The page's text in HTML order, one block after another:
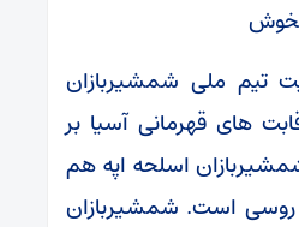
تیم ملی شمشیربازان
های قهرمانی آسیا بر
اسلحه اپه هم
روسی است. شمشیربازان